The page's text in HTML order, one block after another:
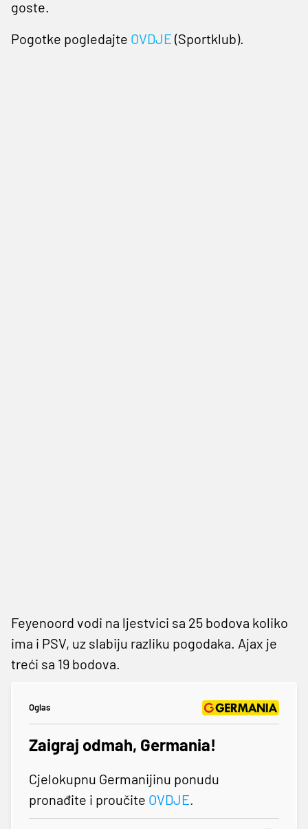
goste.
Pogotke pogledajte OVDJE (Sportklub).
Feyenoord vodi na ljestvici sa 25 bodova koliko
ima i PSV, uz slabiju razliku pogodaka. Ajax je
treći sa 19 bodova.
Oglas
Zaigraj odmah, Germania!
Cjelokupnu Germanijinu ponudu
pronađite i proučite OVDJE.